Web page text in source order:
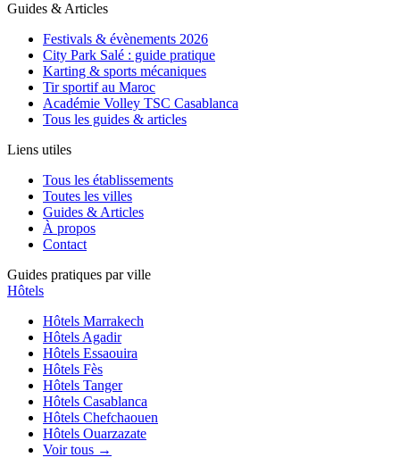
Guides & Articles
Festivals & évènements 2026
City Park Salé : guide pratique
Karting & sports mécaniques
Tir sportif au Maroc
Académie Volley TSC Casablanca
Tous les guides & articles
Liens utiles
Tous les établissements
Toutes les villes
Guides & Articles
À propos
Contact
Guides pratiques par ville
Hôtels
Hôtels Marrakech
Hôtels Agadir
Hôtels Essaouira
Hôtels Fès
Hôtels Tanger
Hôtels Casablanca
Hôtels Chefchaouen
Hôtels Ouarzazate
Voir tous →